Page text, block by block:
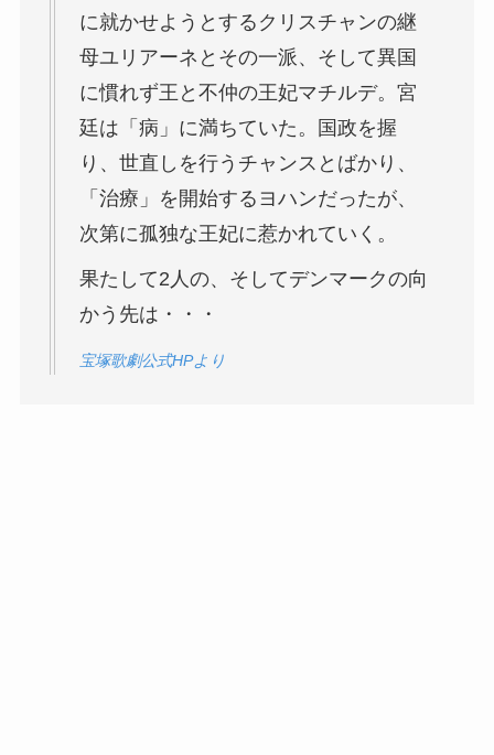
に就かせようとするクリスチャンの継
母ユリアーネとその一派、そして異国
に慣れず王と不仲の王妃マチルデ。宮
廷は「病」に満ちていた。国政を握
り、世直しを行うチャンスとばかり、
「治療」を開始するヨハンだったが、
次第に孤独な王妃に惹かれていく。
果たして2人の、そしてデンマークの向
かう先は・・・
宝塚歌劇公式HPより